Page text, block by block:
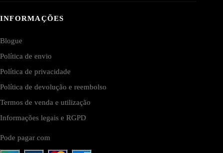
INFORMAÇÕES
Blogue
Política de envio
Política de privacidade
Política de devolução e reembolso
Termos de venda e utilização
Informações legais e RGPD
Pode pagar com